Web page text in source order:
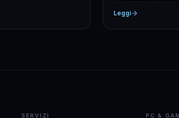
Leggi
SERVIZI PC &